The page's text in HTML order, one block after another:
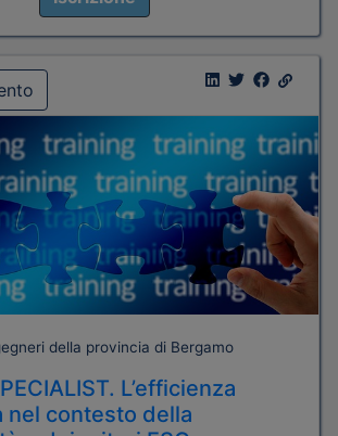
della provincia di Bergamo
L’efficienza
nel contesto della